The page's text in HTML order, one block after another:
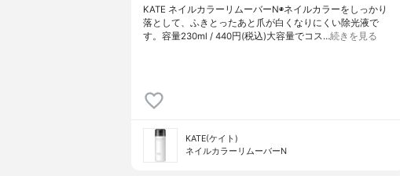
KATE ネイルカラーリムーバーN◉ネイルカラーをしっかり
落として、ふきとったあと爪が白くなりにくい除光液で
す。容量230ml / 440円(税込)大容量でコス…続きを見る
KATE(ケイト)
ネイルカラーリムーバーN